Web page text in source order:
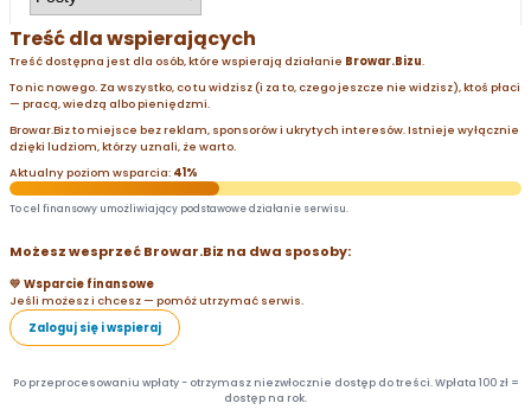
Treść dla wspierających
Treść dostępna jest dla osób, które wspierają działanie Browar.Bizu.
To nic nowego. Za wszystko, co tu widzisz (i za to, czego jeszcze nie widzisz), ktoś płaci
— pracą, wiedzą albo pieniędzmi.
Browar.Biz to miejsce bez reklam, sponsorów i ukrytych interesów. Istnieje wyłącznie
dzięki ludziom, którzy uznali, że warto.
Aktualny poziom wsparcia: 41%
To cel finansowy umożliwiający podstawowe działanie serwisu.
Możesz wesprzeć Browar.Biz na dwa sposoby:
💛 Wsparcie finansowe
Jeśli możesz i chcesz — pomóż utrzymać serwis.
Zaloguj się i wspieraj
Po przeprocesowaniu wpłaty - otrzymasz niezwłocznie dostęp do treści. Wpłata 100 zł =
dostęp na rok.